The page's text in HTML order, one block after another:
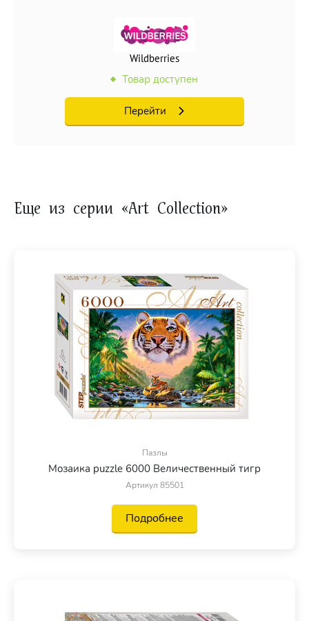
Wildberries
Товар доступен
Перейти
Еще из серии «Art Collection»
Пазлы
Мозаика puzzle 6000 Величественный тигр
Артикул 85501
Подробнее